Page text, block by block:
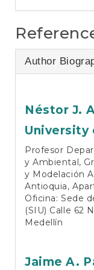
Author
Néstor J.
University
Profesor
y Ambiental,
y Modelación
Antioquia,
Oficina: Sede
(SIU) Calle 62
Medellín
Jaime A.